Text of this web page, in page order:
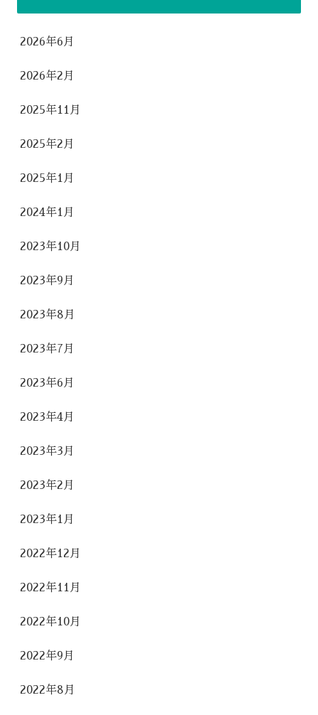
2026年6月
2026年2月
2025年11月
2025年2月
2025年1月
2024年1月
2023年10月
2023年9月
2023年8月
2023年7月
2023年6月
2023年4月
2023年3月
2023年2月
2023年1月
2022年12月
2022年11月
2022年10月
2022年9月
2022年8月